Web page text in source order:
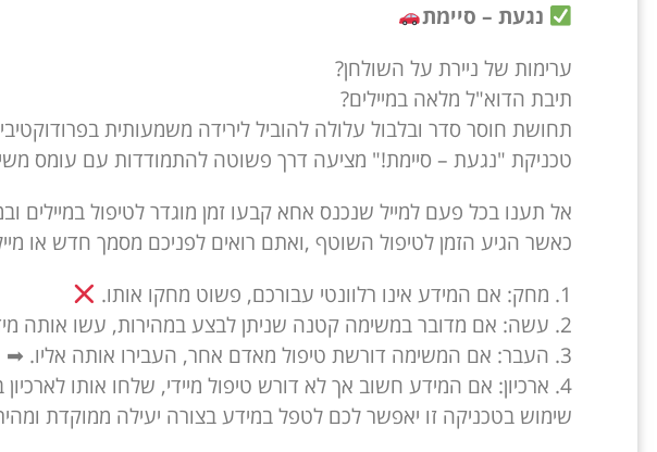
נגעת – סיימת
ערימות של ניירת על השולחן?
תיבת הדוא"ל מלאה במיילים?
תחושת חוסר סדר ובלבול עלולה להוביל לירידה משמעותית
טכניקת "נגעת – סיימת!" מציעה דרך פשוטה להתמודדות עם עומס
אל תענו בכל פעם למייל שנכנס אחא קבעו זמן מוגדר לטיפול במיילים
כאשר הגיע הזמן לטיפול השוטף ,ואתם רואים לפניכם מסמך חדש או
1. מחק: אם המידע אינו רלוונטי עבורכם, פשוט מחקו אותו.
2. עשה: אם מדובר במשימה קטנה שניתן לבצע במהירות, עשו אותה מיד.
3. העבר: אם המשימה דורשת טיפול מאדם אחר, העבירו אותה אליו. ➡
4. ארכיון: אם המידע חשוב אך לא דורש טיפול מיידי, שלחו אותו לארכיון בצורה מסודרת.
שימוש בטכניקה זו יאפשר לכם לטפל במידע בצורה יעילה ממוקדת